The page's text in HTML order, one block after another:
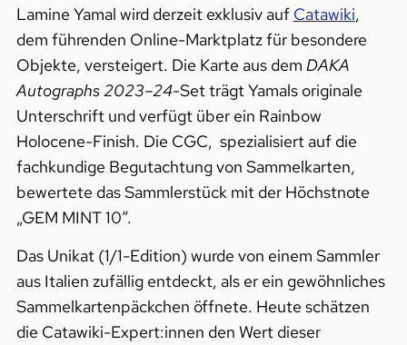
Lamine Yamal wird derzeit exklusiv auf Catawiki,
dem führenden Online-Marktplatz für besondere
Objekte, versteigert. Die Karte aus dem DAKA
Autographs 2023–24-Set trägt Yamals originale
Unterschrift und verfügt über ein Rainbow
Holocene-Finish. Die CGC, spezialisiert auf die
fachkundige Begutachtung von Sammelkarten,
bewertete das Sammlerstück mit der Höchstnote
„GEM MINT 10“.
Das Unikat (1/1-Edition) wurde von einem Sammler
aus Italien zufällig entdeckt, als er ein gewöhnliches
Sammelkartenpäckchen öffnete. Heute schätzen
die Catawiki-Expert:innen den Wert dieser